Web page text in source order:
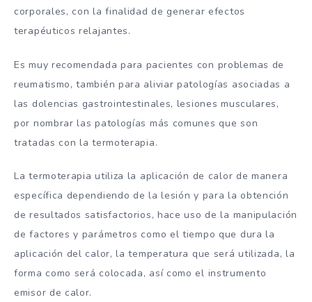
corporales, con la finalidad de generar efectos
terapéuticos relajantes.
Es muy recomendada para pacientes con problemas de
reumatismo, también para aliviar patologías asociadas a
las dolencias gastrointestinales, lesiones musculares,
por nombrar las patologías más comunes que son
tratadas con la termoterapia.
La termoterapia utiliza la aplicación de calor de manera
específica dependiendo de la lesión y para la obtención
de resultados satisfactorios, hace uso de la manipulación
de factores y parámetros como el tiempo que dura la
aplicación del calor, la temperatura que será utilizada, la
forma como será colocada, así como el instrumento
emisor de calor.